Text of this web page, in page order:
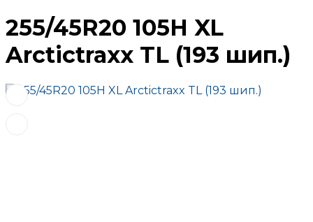
255/45R20 105H XL
Arctictraxx TL (193 шип.)